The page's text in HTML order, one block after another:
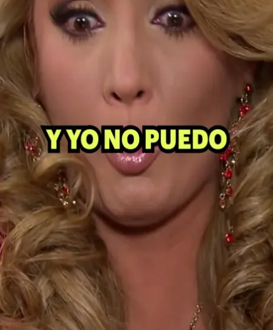
¡A ti no te importa que yo ande en
microbús!
Alicia sufre porque su línea de teléfono fue suspendida y acude a
Marcia en busca de ayuda.
UNIMÁS